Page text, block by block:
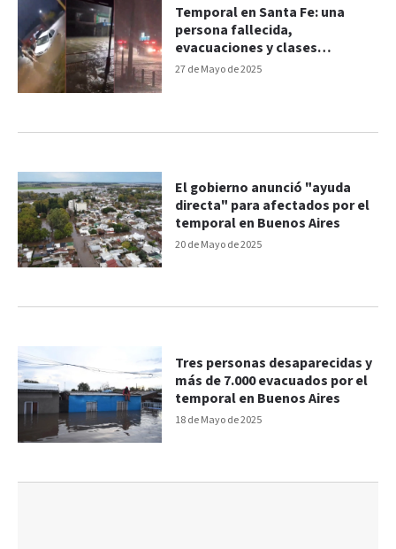
27 de Mayo de 2025
Temporal en Santa Fe: una
persona fallecida,
evacuaciones y clases
suspendidas
20 de Mayo de 2025
El gobierno anunció "ayuda
directa" para afectados por el
temporal en Buenos Aires
18 de Mayo de 2025
Tres personas desaparecidas y
más de 7.000 evacuados por el
temporal en Buenos Aires